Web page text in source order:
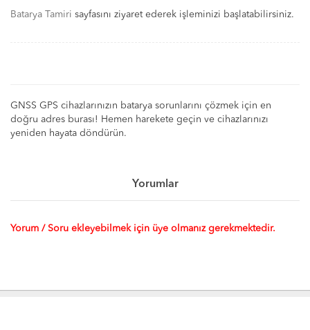
Batarya Tamiri sayfasını ziyaret ederek işleminizi başlatabilirsiniz.
GNSS GPS cihazlarınızın batarya sorunlarını çözmek için en
doğru adres burası! Hemen harekete geçin ve cihazlarınızı
yeniden hayata döndürün.
Yorumlar
Yorum / Soru ekleyebilmek için üye olmanız gerekmektedir.